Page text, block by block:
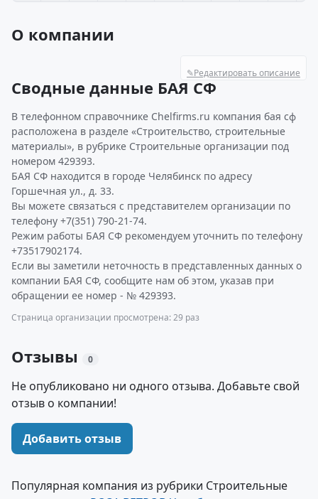
О компании
✎Редактировать описание
Сводные данные БАЯ СФ
В телефонном справочнике Chelfirms.ru компания бая сф
расположена в разделе «Строительство, строительные
материалы», в рубрике Строительные организации под
номером 429393.
БАЯ СФ находится в городе Челябинск по адресу
Горшечная ул., д. 33.
Вы можете связаться с представителем организации по
телефону +7(351) 790-21-74.
Режим работы БАЯ СФ рекомендуем уточнить по телефону
+73517902174.
Если вы заметили неточность в представленных данных о
компании БАЯ СФ, сообщите нам об этом, указав при
обращении ее номер - № 429393.
Страница организации просмотрена: 29 раз
Отзывы 0
Не опубликовано ни одного отзыва. Добавьте свой
отзыв о компании!
Добавить отзыв
Популярная компания из рубрики Строительные